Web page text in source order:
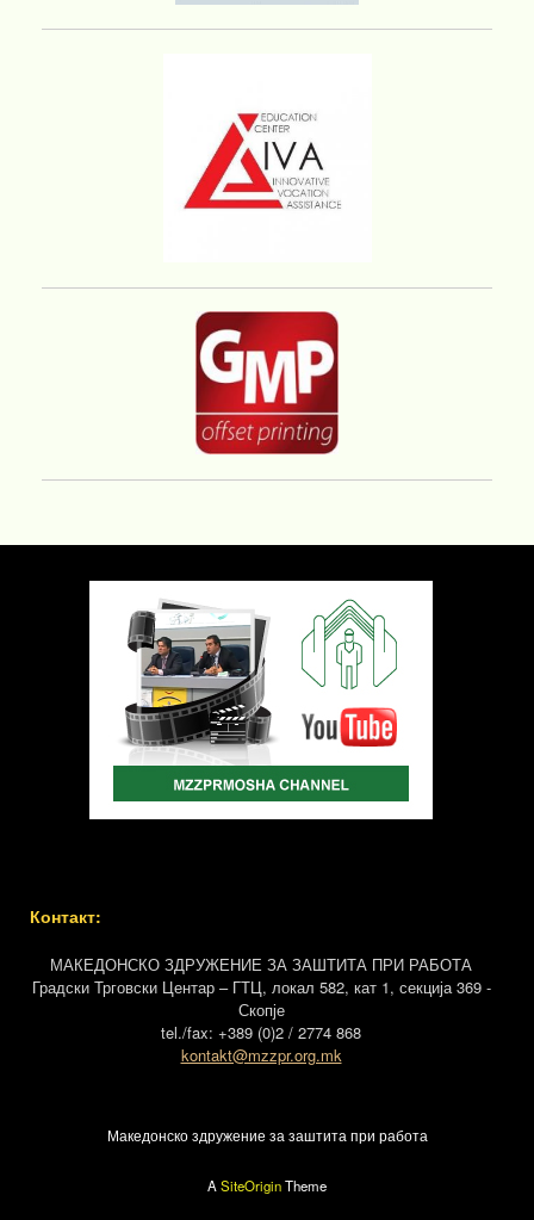
Контакт:
МАКЕДОНСКО ЗДРУЖЕНИЕ ЗА ЗАШТИТА ПРИ РАБОТА
Градски Трговски Центар – ГТЦ, локал 582, кат 1, секција 369 -
Скопје
tel./fax: +389 (0)2 / 2774 868
kontakt@mzzpr.org.mk
Македонско здружение за заштита при работа
ASiteOriginTheme